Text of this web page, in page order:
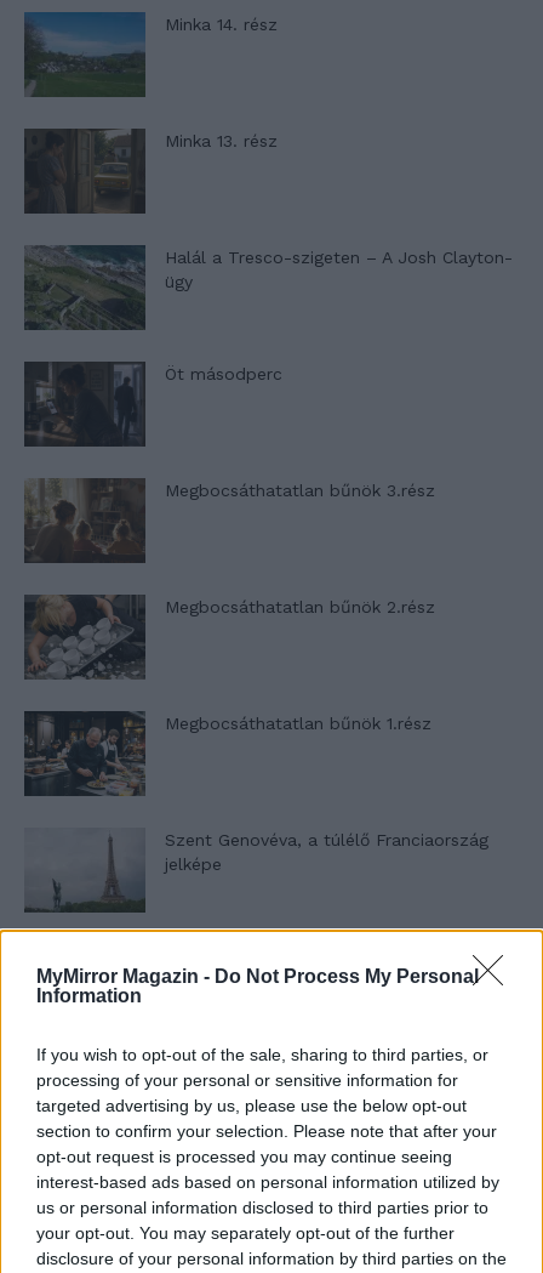
MyMirror Magazin - Do Not Process My Personal
Information
If you wish to opt-out of the sale, sharing to third parties, or
processing of your personal or sensitive information for
targeted advertising by us, please use the below opt-out
section to confirm your selection. Please note that after your
opt-out request is processed you may continue seeing
interest-based ads based on personal information utilized by
us or personal information disclosed to third parties prior to
your opt-out. You may separately opt-out of the further
disclosure of your personal information by third parties on the
Minka 14. rész
Minka 13. rész
Halál a Tresco-szigeten – A Josh Clayton-
ügy
Öt másodperc
Megbocsáthatatlan bűnök 3.rész
Megbocsáthatatlan bűnök 2.rész
Megbocsáthatatlan bűnök 1.rész
Szent Genovéva, a túlélő Franciaország
jelképe
Minka 11. rész
T. szereti a fiatal lányokat 14. rész